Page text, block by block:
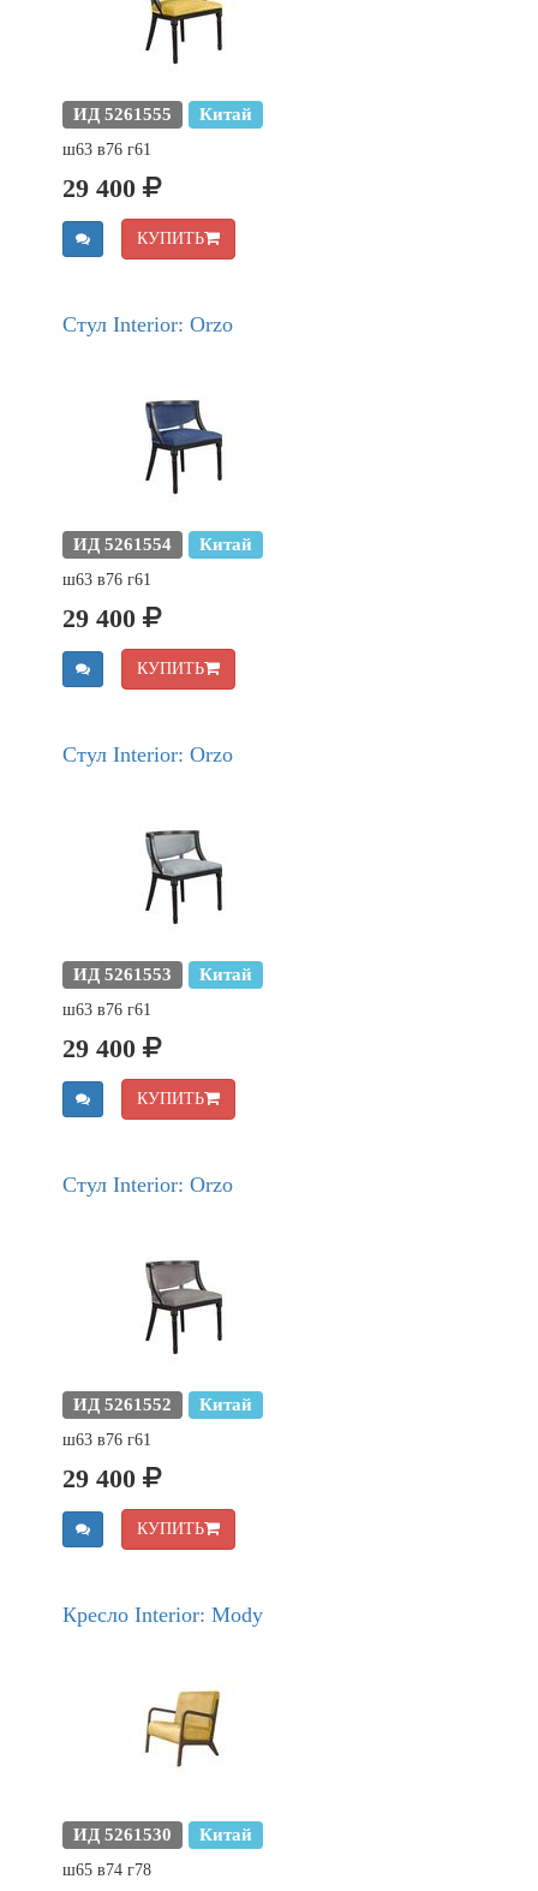
ИД 5261555 Китай
ш63 в76 г61
29 400
КУПИТЬ
Стул Interior: Orzo
ИД 5261554 Китай
ш63 в76 г61
29 400
КУПИТЬ
Стул Interior: Orzo
ИД 5261553 Китай
ш63 в76 г61
29 400
КУПИТЬ
Стул Interior: Orzo
ИД 5261552 Китай
ш63 в76 г61
29 400
КУПИТЬ
Кресло Interior: Mody
ИД 5261530 Китай
ш65 в74 г78